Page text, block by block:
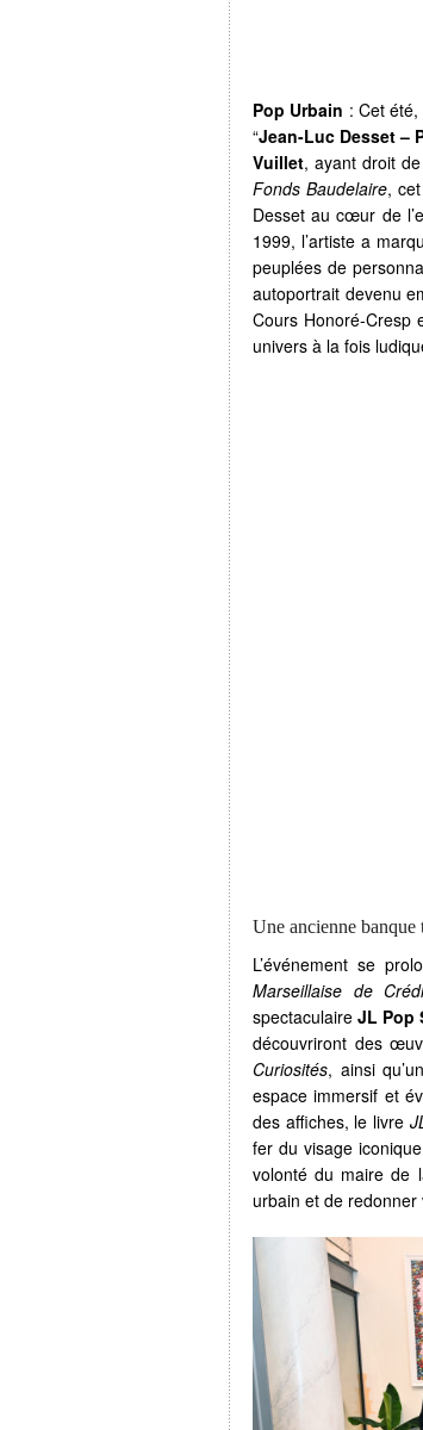
Pop Urbain : Cet été,
“Jean-Luc Desset –
Vuillet, ayant droit
Fonds Baudelaire,
Desset au cœur de
1999, l’artiste a
peuplées de
autoportrait devenu
Cours Honoré-Cresp
univers à la fois
Une ancienne
L’événement se
Marseillaise de
spectaculaireJL Pop
découvriront des
Curiosités, ainsi
espace immersif et
des affiches, le livre
fer du visage
volonté du maire de
urbain et de